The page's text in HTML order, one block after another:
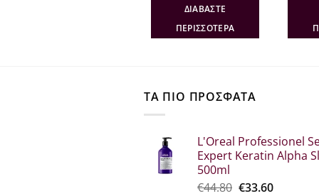
was:
€22.80.
ΔΙΑΒΆΣΤΕ
ΠΕΡΙΣΣΌΤΕΡΑ
ΤΑ ΠΙΟ ΠΡΟΣΦΑΤΑ
L'Oreal Professionel
Expert Keratin Alpha
500ml
€44.80 Original
€33.60Η